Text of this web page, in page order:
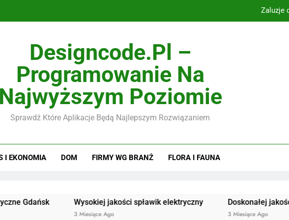
Żaluzje
Designcode.pl –
Programowanie Na
Najwyższym Poziomie
Sprawdź Które Aplikacje Będą Najlepszym Rozwiązaniem
I EKONOMIA DOM FIRMY WG BRANŻ FLORA I FAUNA
Wysokiej jakości spławik elektryczny
3 Miesiące Ago
Doskonałej jakości
3 Miesiące Ago